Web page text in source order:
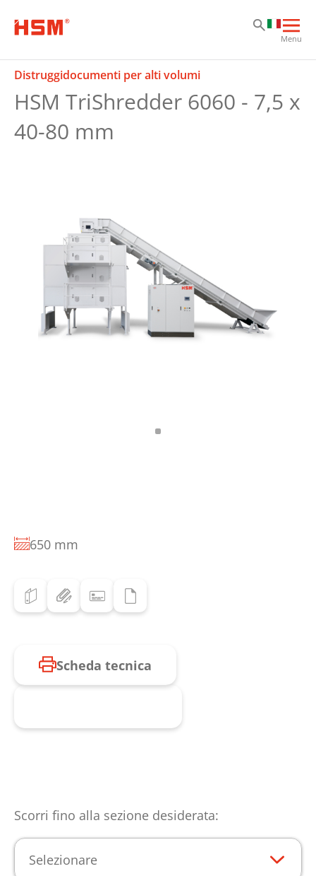
Apri
la
Menu
Distruggidocumenti per alti volumi
HSM TriShredder 6060 - 7,5 x
40-80 mm
650 mm
Scheda tecnica
Scorri fino alla sezione desiderata:
Selezionare